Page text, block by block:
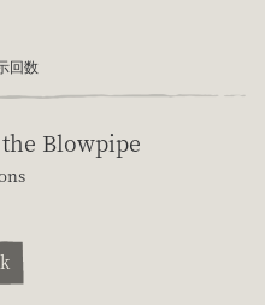
回数
Blowpipe